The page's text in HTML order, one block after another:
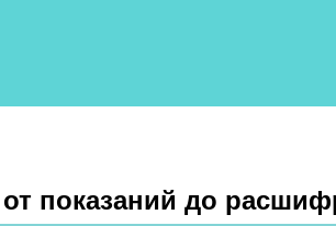
показаний до